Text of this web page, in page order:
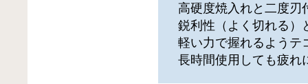
高硬度焼入れと二度刃
鋭利性（よく切れる）
軽い力で握れるようテ
長時間使用しても疲れ